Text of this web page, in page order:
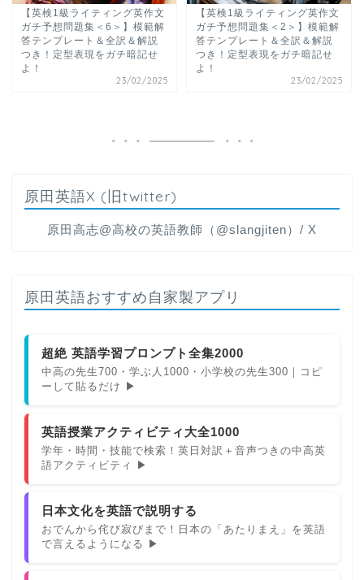
【英検1級ライティング英作文
ガチ予想問題集＜6＞】模範解
答テンプレート＆全訳＆解説
つき！定型表現をガチ暗記せ
よ！
23/02/2025
【英検1級ライティング英作文
ガチ予想問題集＜2＞】模範解
答テンプレート＆全訳＆解説
つき！定型表現をガチ暗記せ
よ！
23/02/2025
原田英語X (旧twitter)
原田高志@高校の英語教師（@slangjiten）/ X
原田英語おすすめ自家製アプリ
超絶 英語学習プロンプト全集2000
中高の先生700・学ぶ人1000・小学校の先生300｜コピ
ーして貼るだけ ▶
英語授業アクティビティ大全1000
学年・時間・技能で検索！英日対訳＋音声つきの中高英
語アクティビティ ▶
日本文化を英語で説明する
おでんから侘び寂びまで！日本の「あたりまえ」を英語
で言えるようになる ▶